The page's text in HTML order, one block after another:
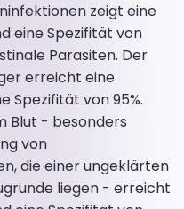
zeigt eine
eine Spezifität von
Parasiten. Der
erreicht eine
Spezifität von 95%.
Blut - besonders
von
die einer ungeklärten
liegen - erreicht